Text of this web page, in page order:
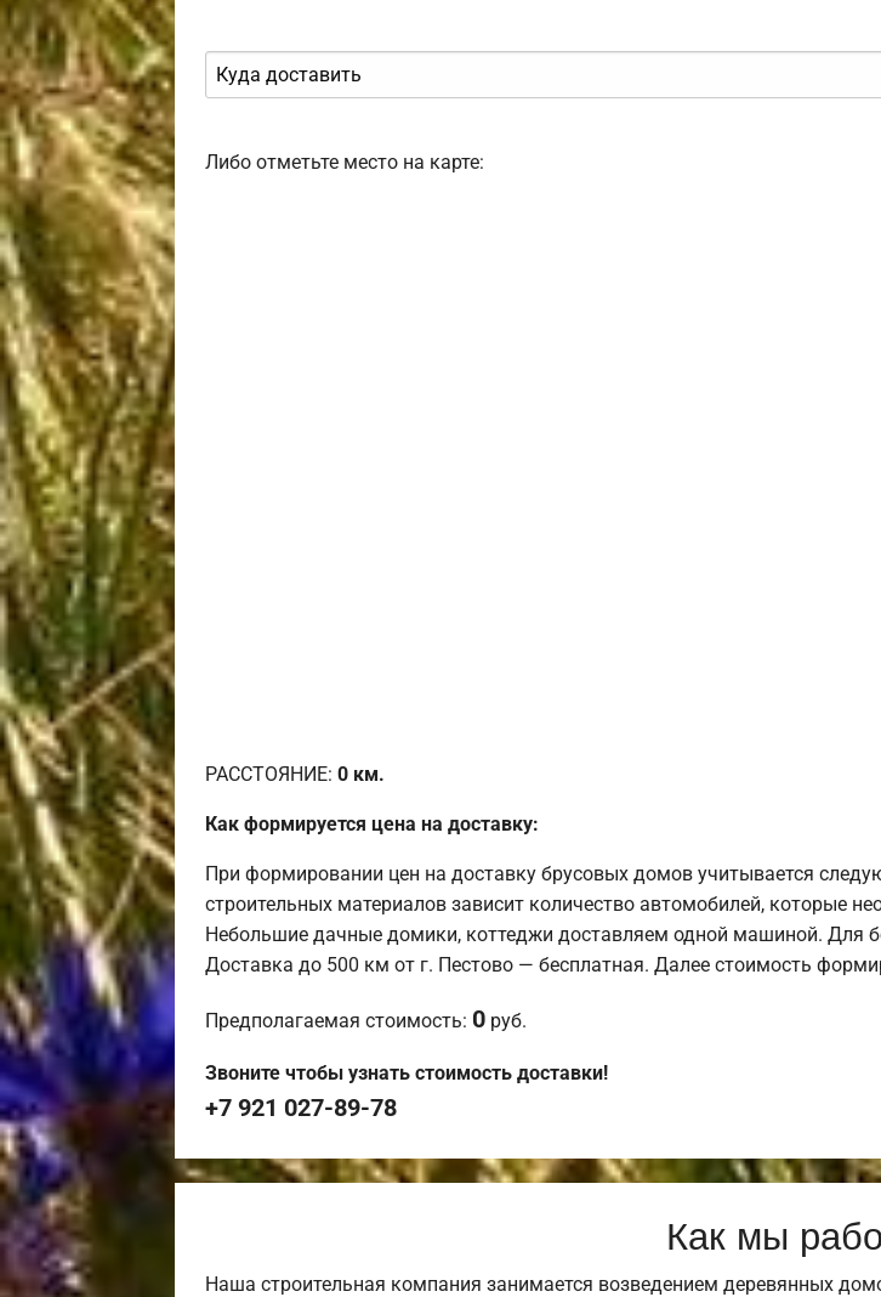
Либо отметьте место на карте:
РАССТОЯНИЕ: 0 км.
Как формируется цена на доставку:
При формировании цен на доставку брусовых домов учитывается
строительных материалов зависит количество автомобилей, которые
Небольшие дачные домики, коттеджи доставляем одной машиной. Для
Доставка до 500 км от г. Пестово — бесплатная. Далее стоимость
Предполагаемая стоимость: 0 руб.
Звоните чтобы узнать стоимость доставки!
+7 921 027-89-78
Как мы
Наша строительная компания занимается возведением деревянных